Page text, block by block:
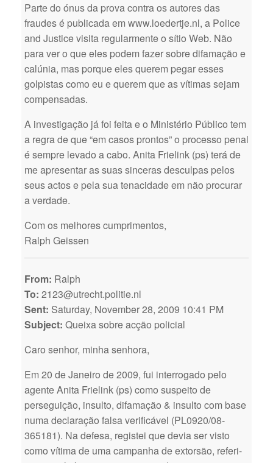
Parte do ónus da prova contra os autores das
fraudes é publicada em www.loedertje.nl, a Police
and Justice visita regularmente o sítio Web. Não
para ver o que eles podem fazer sobre difamação e
calúnia, mas porque eles querem pegar esses
golpistas como eu e querem que as vítimas sejam
compensadas.
A investigação já foi feita e o Ministério Público tem
a regra de que “em casos prontos” o processo penal
é sempre levado a cabo. Anita Frielink (ps) terá de
me apresentar as suas sinceras desculpas pelos
seus actos e pela sua tenacidade em não procurar
a verdade.
Com os melhores cumprimentos,
Ralph Geissen
From: Ralph
To: 2123@utrecht.politie.nl
Sent: Saturday, November 28, 2009 10:41 PM
Subject: Queixa sobre acção policial
Caro senhor, minha senhora,
Em 20 de Janeiro de 2009, fui interrogado pelo
agente Anita Frielink (ps) como suspeito de
perseguição, insulto, difamação & insulto com base
numa declaração falsa verificável (PL0920/08-
365181). Na defesa, registei que devia ser visto
como vítima de uma campanha de extorsão, referi-